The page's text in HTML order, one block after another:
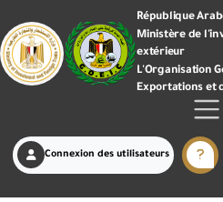
République
Ministère de
extérieur
L'Organisation
Exportations et
Connexion des utilisateurs